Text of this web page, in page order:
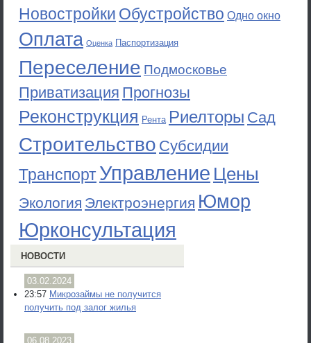
Новостройки Обустройство Одно окно
Оплата Оценка Паспортизация
Переселение Подмосковье
Приватизация Прогнозы
Реконструкция Рента Риелторы Сад
Строительство Субсидии
ТранспортУправление Цены
Экология Электроэнергия Юмор
Юрконсультация
НОВОСТИ
03.02.2024
23:57 Микрозаймы не получится
получить под залог жилья
06.08.2023